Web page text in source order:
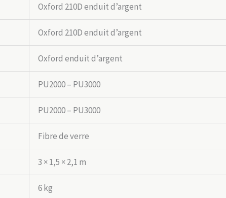
Oxford 210D enduit d’argent
Oxford 210D enduit d’argent
Oxford enduit d’argent
PU2000 – PU3000
PU2000 – PU3000
Fibre de verre
3 × 1,5 × 2,1 m
6 kg